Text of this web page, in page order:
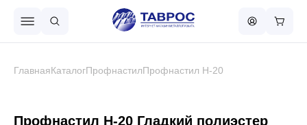
ГлавнаяКаталогПрофнастилПрофнастил Н-20
Профнастил Н-20 Гладкий полиэстер